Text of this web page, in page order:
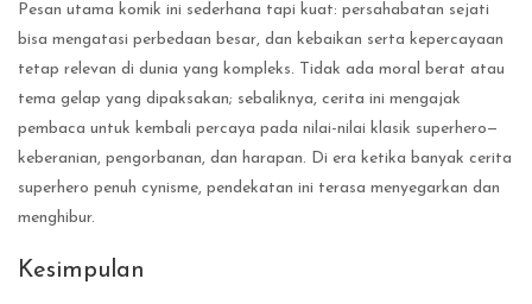
Pesan utama komik ini sederhana tapi kuat: persahabatan sejati
bisa mengatasi perbedaan besar, dan kebaikan serta kepercayaan
tetap relevan di dunia yang kompleks. Tidak ada moral berat atau
tema gelap yang dipaksakan; sebaliknya, cerita ini mengajak
pembaca untuk kembali percaya pada nilai-nilai klasik superhero—
keberanian, pengorbanan, dan harapan. Di era ketika banyak cerita
superhero penuh cynisme, pendekatan ini terasa menyegarkan dan
menghibur.
Kesimpulan